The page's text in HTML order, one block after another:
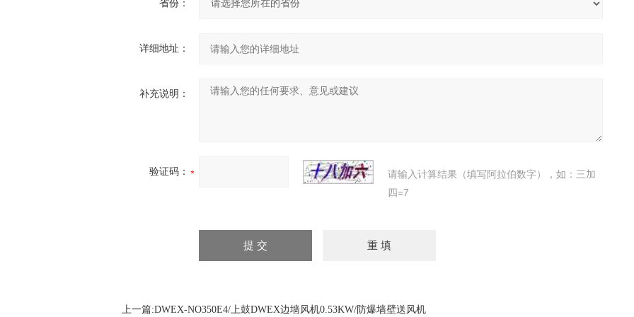
省份：
详细地址：
补充说明：
验证码：
请输入计算结果（填写阿拉伯数字），如：三加
四=7
上一篇:DWEX-NO350E4/上鼓DWEX边墙风机0.53KW/防爆墙壁送风机